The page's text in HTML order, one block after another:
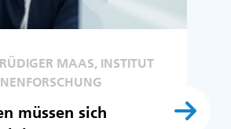
MAAS, INSTITUT
müssen sich